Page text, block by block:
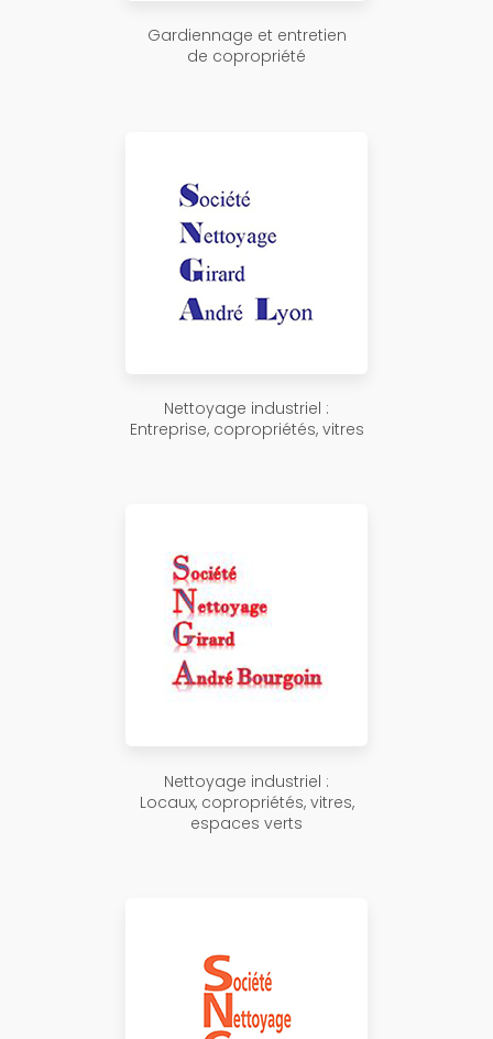
Gardiennage et entretien
de copropriété
Nettoyage industriel :
Entreprise, copropriétés, vitres
Nettoyage industriel :
Locaux, copropriétés, vitres,
espaces verts